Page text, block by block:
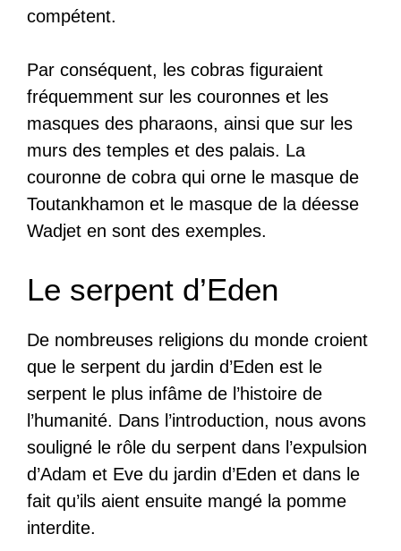
compétent.
Par conséquent, les cobras figuraient
fréquemment sur les couronnes et les
masques des pharaons, ainsi que sur les
murs des temples et des palais. La
couronne de cobra qui orne le masque de
Toutankhamon et le masque de la déesse
Wadjet en sont des exemples.
Le serpent d’Eden
De nombreuses religions du monde croient
que le serpent du jardin d’Eden est le
serpent le plus infâme de l’histoire de
l’humanité. Dans l’introduction, nous avons
souligné le rôle du serpent dans l’expulsion
d’Adam et Eve du jardin d’Eden et dans le
fait qu’ils aient ensuite mangé la pomme
interdite.